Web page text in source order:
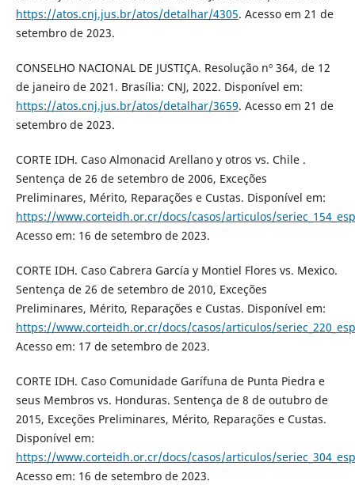
https://atos.cnj.jus.br/atos/detalhar/4305. Acesso em 21 de
setembro de 2023.
CONSELHO NACIONAL DE JUSTIÇA. Resolução nº 364, de 12
de janeiro de 2021. Brasília: CNJ, 2022. Disponível em:
https://atos.cnj.jus.br/atos/detalhar/3659. Acesso em 21 de
setembro de 2023.
CORTE IDH. Caso Almonacid Arellano y otros vs. Chile .
Sentença de 26 de setembro de 2006, Exceções
Preliminares, Mérito, Reparações e Custas. Disponível em:
https://www.corteidh.or.cr/docs/casos/articulos/
Acesso em: 16 de setembro de 2023.
CORTE IDH. Caso Cabrera García y Montiel Flores vs. Mexico.
Sentença de 26 de setembro de 2010, Exceções
Preliminares, Mérito, Reparações e Custas. Disponível em:
https://www.corteidh.or.cr/docs/casos/articulos/
Acesso em: 17 de setembro de 2023.
CORTE IDH. Caso Comunidade Garífuna de Punta Piedra e
seus Membros vs. Honduras. Sentença de 8 de outubro de
2015, Exceções Preliminares, Mérito, Reparações e Custas.
Disponível em:
https://www.corteidh.or.cr/docs/casos/articulos/
Acesso em: 16 de setembro de 2023.